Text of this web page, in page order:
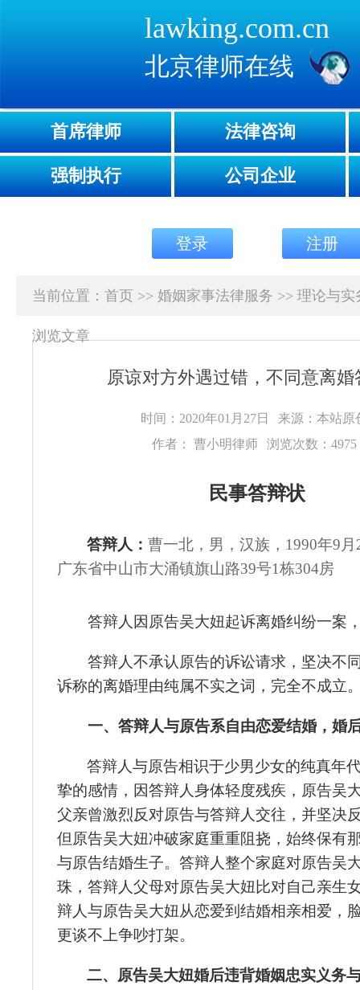
lawking.com.cn
北京律师在线
首席律师 法律咨询
强制执行 公司企业
登录 注册
当前位置： 首页 >> 婚姻家事法律服务 >> 理论与实
浏览文章
原谅对方外遇过错，不同意离婚
时间：2020年01月27日
来源：本站
作者： 曹小明律师
浏览次数：
民事答辩状
答辩人： 曹一北 ，男，汉族， 1990年9月
广东省中山市大涌镇旗山路39号1栋304房
答辩人因原告吴大妞起诉离婚纠纷一案
答辩人不承认原告的诉讼请求，坚决不
诉称的离婚理由纯属不实之词，完全不成立
一、答辩人与原告系自由恋爱结婚，婚
答辩人与原告相识于少男少女的纯真年
挚的感情，因答辩人身体轻度残疾，原告吴
父亲曾激烈反对原告与答辩人交往，并坚决
但原告吴大妞冲破家庭重重阻挠，始终保有
与原告结婚生子。答辩人整个家庭对原告吴
珠，答辩人父母对原告吴大妞 比对自己亲生
辩人与原告吴大妞从恋爱到结婚相亲相爱，
更谈不上争吵打架。
二、原告吴大妞婚后违背婚姻忠实义务